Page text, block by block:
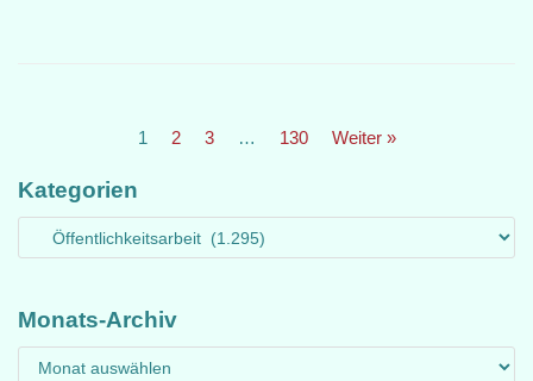
1 2 3 … 130 Weiter »
Kategorien
Monats-Archiv